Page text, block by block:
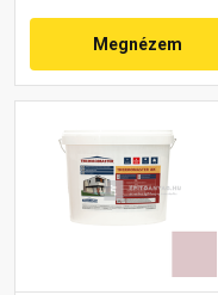
Megnézem